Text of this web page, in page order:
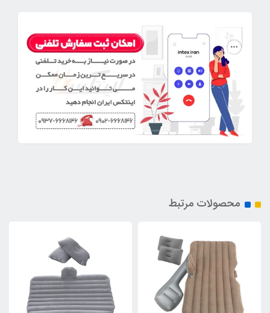
محصولات مرتبط